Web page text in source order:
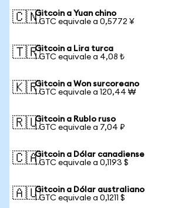
🇨🇳Gitcoin a Yuan chino
1 GTC equivale a 0,5772 ¥
🇹🇷Gitcoin a Lira turca
1 GTC equivale a 4,08 ₺
🇰🇷Gitcoin a Won surcoreano
1 GTC equivale a 120,44 ₩
🇷🇺Gitcoin a Rublo ruso
1 GTC equivale a 7,04 ₽
🇨🇦Gitcoin a Dólar canadiense
1 GTC equivale a 0,1193 $
🇦🇺Gitcoin a Dólar australiano
1 GTC equivale a 0,1211 $